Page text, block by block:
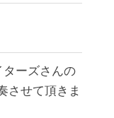
ーズさんの
させて頂きま